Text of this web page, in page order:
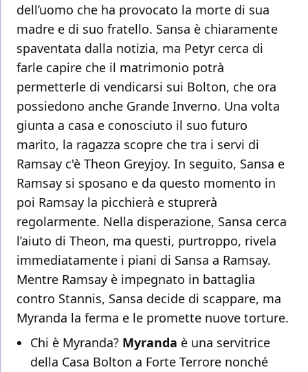
dell’uomo che ha provocato la morte di sua
madre e di suo fratello. Sansa è chiaramente
spaventata dalla notizia, ma Petyr cerca di
farle capire che il matrimonio potrà
permetterle di vendicarsi sui Bolton, che ora
possiedono anche Grande Inverno. Una volta
giunta a casa e conosciuto il suo futuro
marito, la ragazza scopre che tra i servi di
Ramsay c'è Theon Greyjoy. In seguito, Sansa e
Ramsay si sposano e da questo momento in
poi Ramsay la picchierà e stuprerà
regolarmente. Nella disperazione, Sansa cerca
l’aiuto di Theon, ma questi, purtroppo, rivela
immediatamente i piani di Sansa a Ramsay.
Mentre Ramsay è impegnato in battaglia
contro Stannis, Sansa decide di scappare, ma
Myranda la ferma e le promette nuove torture.
Chi è Myranda? Myranda è una servitrice
della Casa Bolton a Forte Terrore nonché